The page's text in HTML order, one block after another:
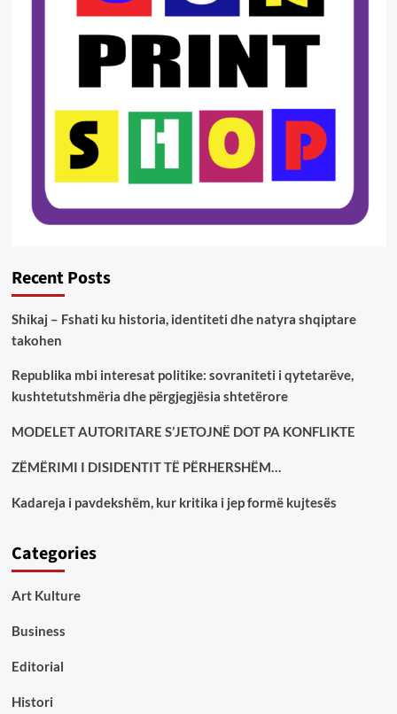
Recent Posts
Shikaj – Fshati ku historia, identiteti dhe natyra shqiptare
takohen
Republika mbi interesat politike: sovraniteti i qytetarëve,
kushtetutshmëria dhe përgjegjësia shtetërore
MODELET AUTORITARE S’JETOJNË DOT PA KONFLIKTE
ZËMËRIMI I DISIDENTIT TË PËRHERSHËM…
Kadareja i pavdekshëm, kur kritika i jep formë kujtesës
Categories
Art Kulture
Business
Editorial
Histori